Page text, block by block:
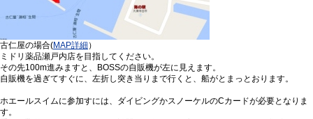
古仁屋の場合(MAP詳細 ）
ミドリ薬品瀬戸内店を目指してください。
その先100m進みますと、BOSSの自販機が左に見えます。
自販機を過ぎてすぐに、左折し突き当りまで行くと、船がとまっとおります。
ホエールスイムに参加すには、ダイビングかスノーケルのCカードが必要となりま
す。